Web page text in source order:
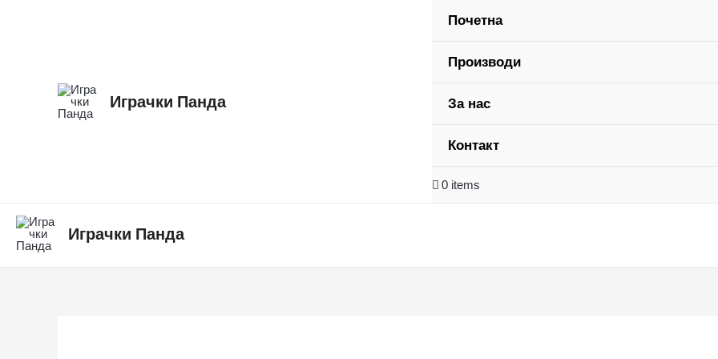
Играчки Панда
Почетна
Производи
За нас
Контакт
0 items
Играчки Панда